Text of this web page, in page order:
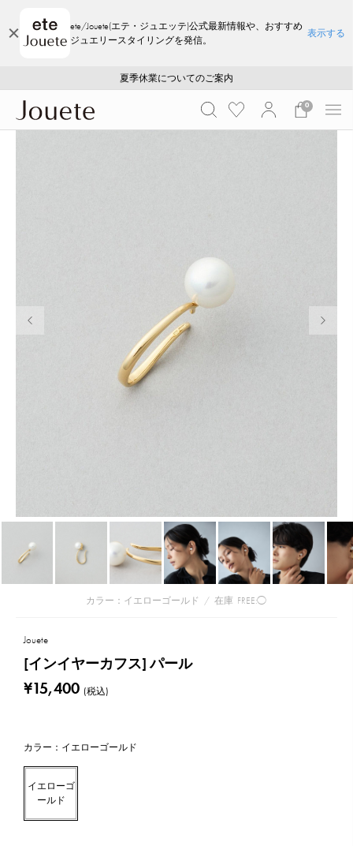
ete/Jouete(エテ・ジュエッテ)公式最新情報や、おすすめ
ジュエリースタイリングを発信。
表示する
採用のご案内
ご注文いただいたお品物のお届け状況について
夏季休業についてのご案内
WEB LIMITED ITEMS >>
採用のご案内
ご注文いただいたお品物のお届け状況について
0
カラー：イエローゴールド / 在庫 FREE:◯
Jouete
[インイヤーカフス] パール
¥15,400 (税込)
カラー：イエローゴールド
イエローゴ
ールド